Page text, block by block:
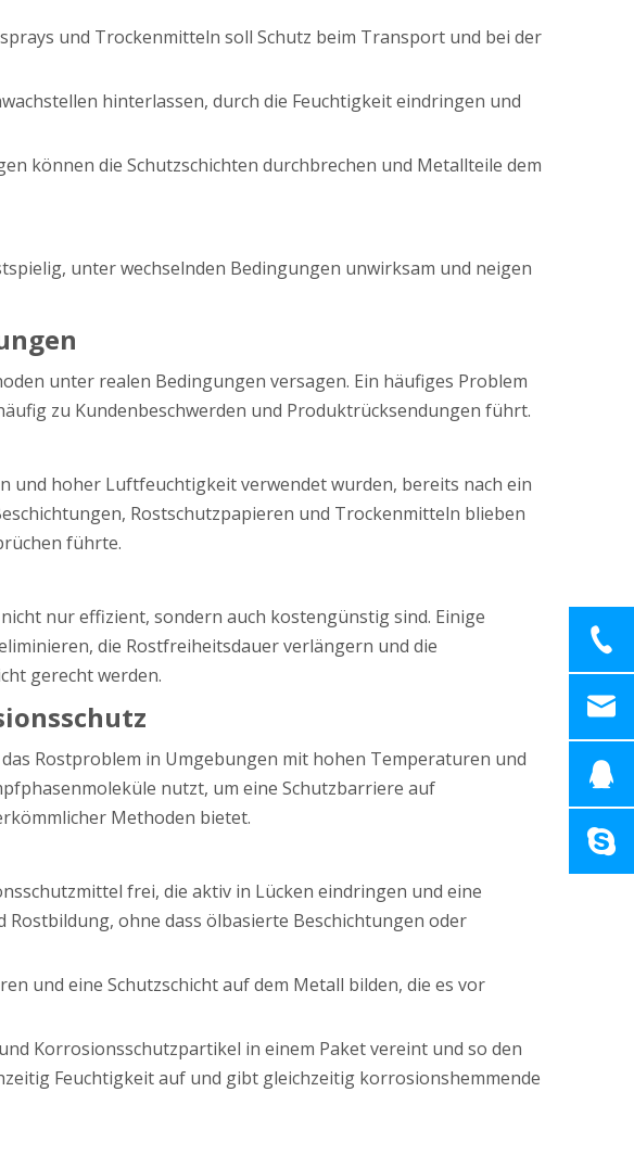
und Trockenmitteln soll Schutz beim Transport und bei der
hinterlassen, durch die Feuchtigkeit eindringen und
können die Schutzschichten durchbrechen und Metallteile dem
unter wechselnden Bedingungen unwirksam und neigen
unter realen Bedingungen versagen. Ein häufiges Problem
zu Kundenbeschwerden und Produktrücksendungen führt.
und hoher Luftfeuchtigkeit verwendet wurden, bereits nach ein
Rostschutzpapieren und Trockenmitteln blieben
führte.
nur effizient, sondern auch kostengünstig sind. Einige
die Rostfreiheitsdauer verlängern und die
gerecht werden.
Rostproblem in Umgebungen mit hohen Temperaturen und
nutzt, um eine Schutzbarriere auf
Methoden bietet.
frei, die aktiv in Lücken eindringen und eine
ohne dass ölbasierte Beschichtungen oder
und eine Schutzschicht auf dem Metall bilden, die es vor
Korrosionsschutzpartikel in einem Paket vereint und so den
Feuchtigkeit auf und gibt gleichzeitig korrosionshemmende